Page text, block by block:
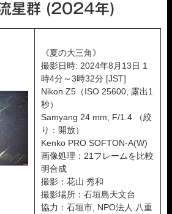
星群 (2024年)
《夏の大三角》
撮影日時: 2024年8月13日 1
時4分～3時32分 [JST]
Nikon Z5（ISO 25600, 露出1
秒）
Samyang 24 mm, F/1.4 （絞
り：開放）
Kenko PRO SOFTON-A(W)
画像処理：21フレームを比較
明合成
撮影：花山 秀和
撮影場所：石垣島天文台
協力：石垣市, NPO法人 八重